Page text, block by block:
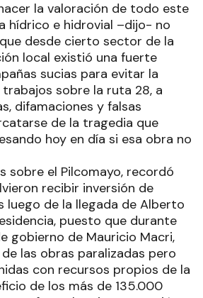
la valoración de todo este
hídrico e hidrovial –dijo- no
desde cierto sector de la
local existió una fuerte
sucias para evitar la
sobre la ruta 28, a
difamaciones y falsas
de la tragedia que
hoy en día si esa obra no
sobre el Pilcomayo, recordó
recibir inversión de
luego de la llegada de Alberto
puesto que durante
gobierno de Mauricio Macri,
las obras paralizadas pero
con recursos propios de la
de los más de 135.000